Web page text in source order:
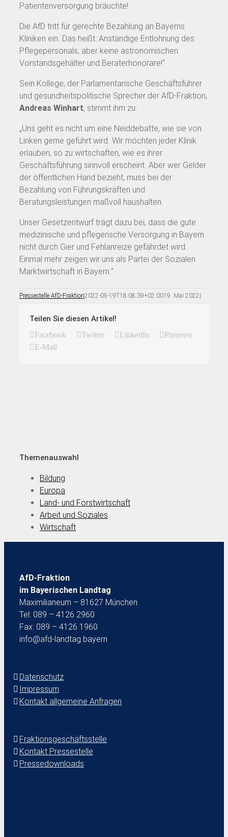
Patientenversorgung bräuchte!
Die AfD tritt für gerechte Bezahlung an Bayerns
Kliniken ein. Das heißt: Anständige Entlohnung des
Pflegepersonals, aber keine astronomischen
Vorstandsgehälter und Beraterhonorare!“
Sein Kollege, der Parlamentarische Geschäftsführer
und gesundheitspolitische Sprecher der AfD-Fraktion,
Andreas Winhart, stimmt ihm zu:
„Uns geht es nicht um eine Neiddebatte, wie sie von
Linken gerne geführt wird. Wir möchten jeder Klinik
erlauben, so zu wirtschaften, wie es ihrer
Geschäftsführung sinnvoll erscheint. Aber wer Gelder
der öffentlichen Hand bezieht, muss bei der
Bezahlung von Führungskräften und
Beratungsleistungen maßvoll haushalten.
Unser Gesetzentwurf trägt dazu bei, dass die gute
medizinische und pflegerische Versorgung in Bayern
nicht durch Gier und Fehlanreize gefährdet wird.
Einmal mehr zeigen wir uns als Partei der Sozialen
Marktwirtschaft in Bayern.“
Pressestelle AfD-Fraktion2022-05-19T18:08:39+02:0019. Mai 2022 |
Teilen Sie diesen Artikel!
Facebook Twitter LinkedIn
Pinterest
E-Mail
Themenauswahl
Bildung
Europa
Land- und Forstwirtschaft
Arbeit und Soziales
Wirtschaft
AfD-Fraktion
im Bayerischen Landtag
Maximilianeum – 81627 München
Tel: 089 – 4126 2960
Fax: 089 – 4126 1960
info@afd-landtag.bayern
Datenschutz
Impressum
Kontakt allgemeine Anfragen
Fraktionsgeschäftsstelle
Kontakt Pressestelle
Pressedownloads